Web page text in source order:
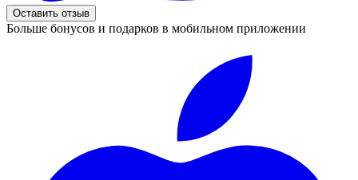
Оставить отзыв
Больше бонусов и подарков в мобильном приложении